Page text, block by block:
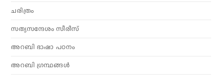
ചരിത്രം
സത്യസന്ദേശം സീരീസ്
അറബി ഭാഷാ പഠനം
അറബി ഗ്രന്ഥങ്ങൾ